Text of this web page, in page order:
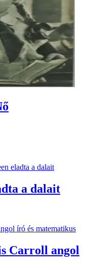
a dalait
Carroll angol